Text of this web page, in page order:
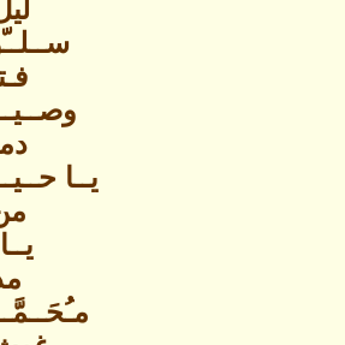
يــا